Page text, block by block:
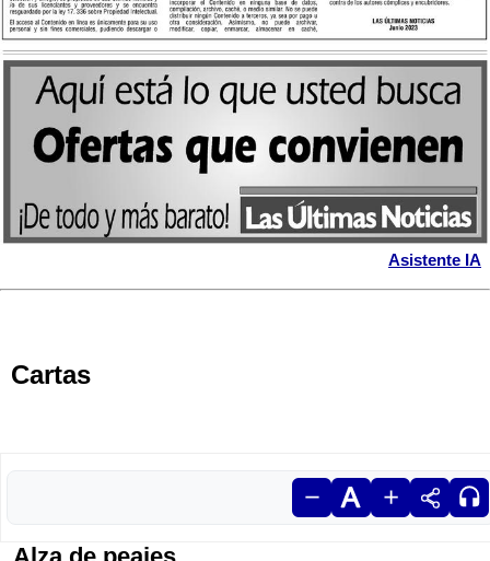
Asistente IA
Cartas